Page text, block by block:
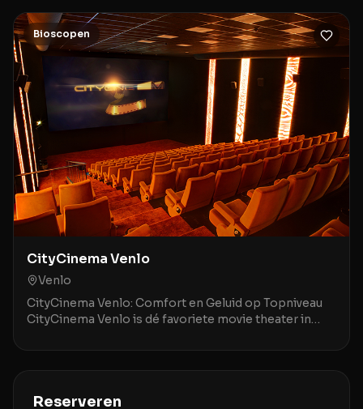
Bioscopen
CityCinema Venlo
Venlo
CityCinema Venlo: Comfort en Geluid op Topniveau
CityCinema Venlo is dé favoriete movie theater in
v
Reserveren